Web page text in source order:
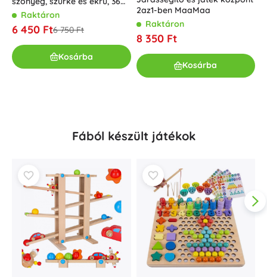
darab, 150 × 150 cm
Raktáron
6 450 Ft6 750 Ft
Kosárba
2az1-ben MaaMaa
Raktáron
8 350 Ft
Kosárba
Fából készült játékok